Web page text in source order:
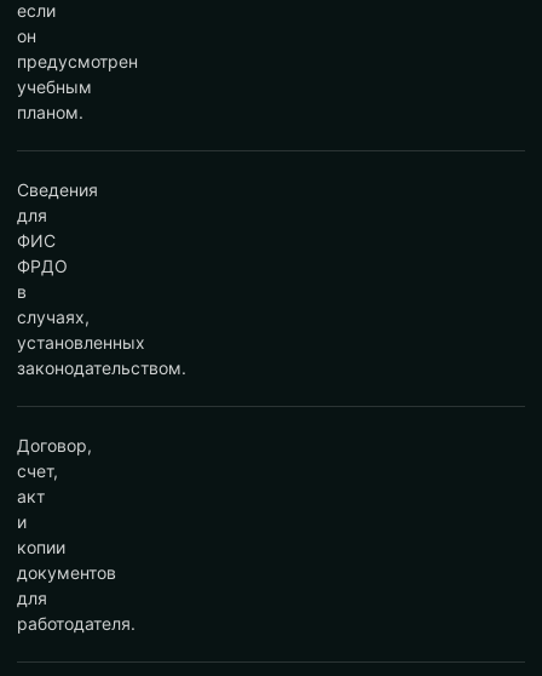
если
он
предусмотрен
учебным
планом.
Сведения
для
ФИС
ФРДО
в
случаях,
установленных
законодательством.
Договор,
счет,
акт
и
копии
документов
для
работодателя.